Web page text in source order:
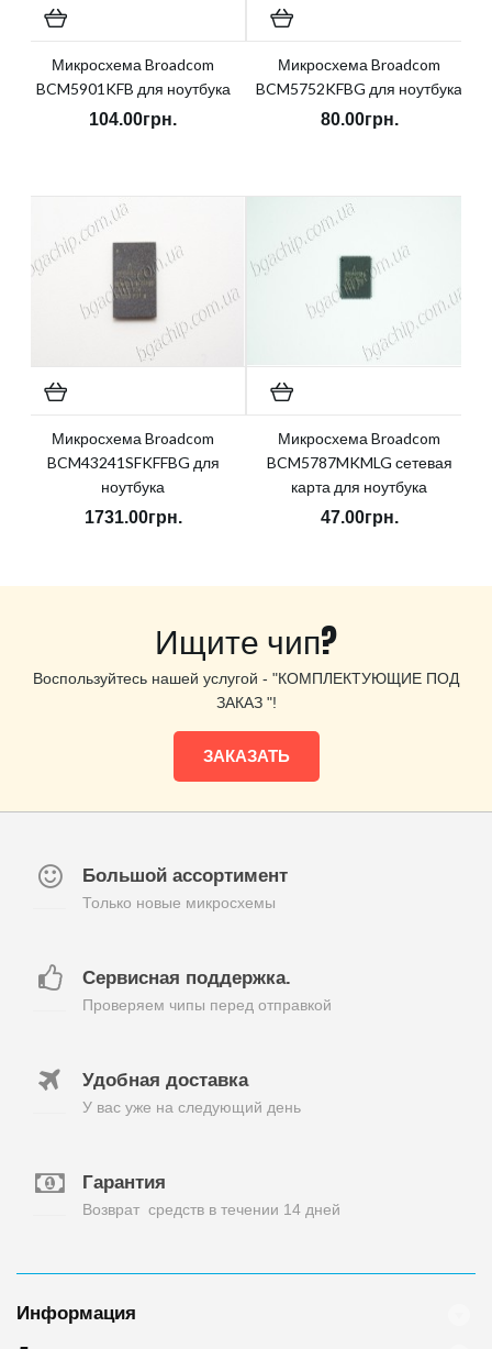
Микросхема Broadcom
BCM5901KFB для ноутбука
104.00грн.
Микросхема Broadcom
BCM5752KFBG для ноутбука
80.00грн.
Микросхема Broadcom
BCM43241SFKFFBG для
ноутбука
1731.00грн.
Микросхема Broadcom
BCM5787MKMLG сетевая
карта для ноутбука
47.00грн.
Ищите чип?
Воспользуйтесь нашей услугой - "КОМПЛЕКТУЮЩИЕ ПОД
ЗАКАЗ "!
ЗАКАЗАТЬ
Большой ассортимент
Только новые микросхемы
Сервисная поддержка.
Проверяем чипы перед отправкой
Удобная доставка
У вас уже на следующий день
Гарантия
Возврат средств в течении 14 дней
Информация